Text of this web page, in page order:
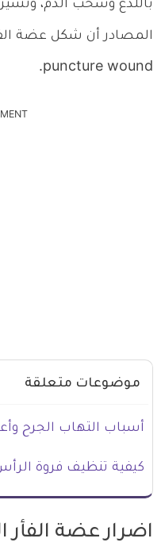
باللدغ وسحب الدم،
المصادر أن شكل عضة
puncture wound.
موضوعات متعلقة
أسباب التهاب الجرح
كيفية تنظيف فروة
اضرار عضة الفأر